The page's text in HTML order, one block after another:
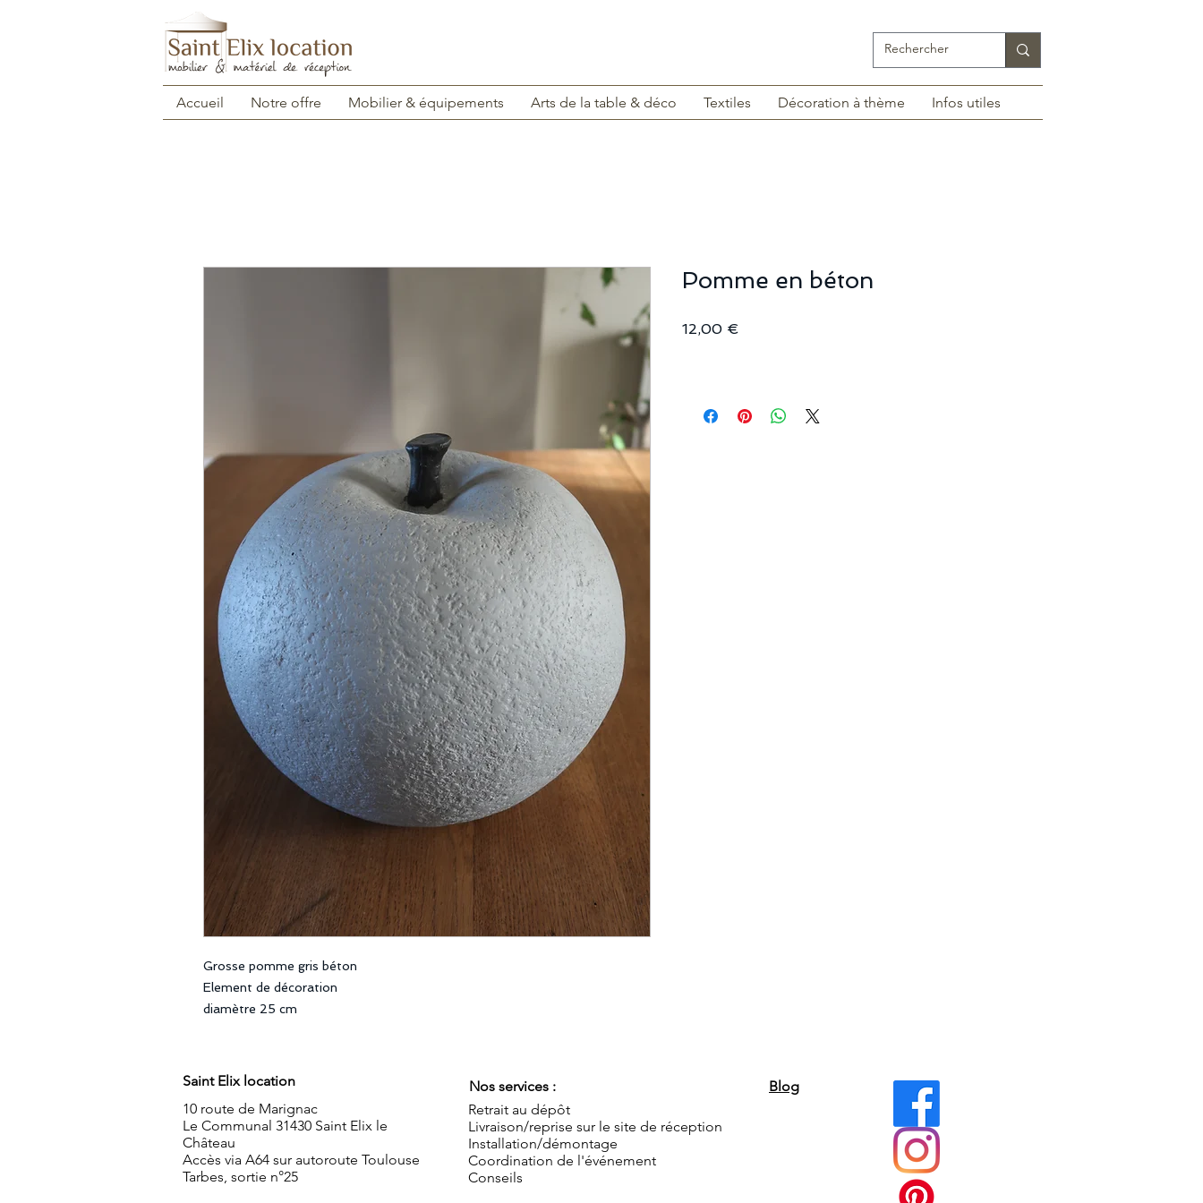
Accueil Notre offre Mobilier & équipements Arts de la table & déco Textiles Décoration à thème Infos utiles
Grosse pomme gris béton
Element de décoration
diamètre 25 cm
Pomme en béton
12,00 €
Saint Elix location
10 route de Marignac
Le Communal 31430 Saint Elix le
Château
Accès via A64 sur autoroute Toulouse
Tarbes, sortie n°25
Nos services :
Retrait au dépôt
Livraison/reprise sur le site de réception
Installation/démontage
Coordination de l'événement
Conseils
Blog